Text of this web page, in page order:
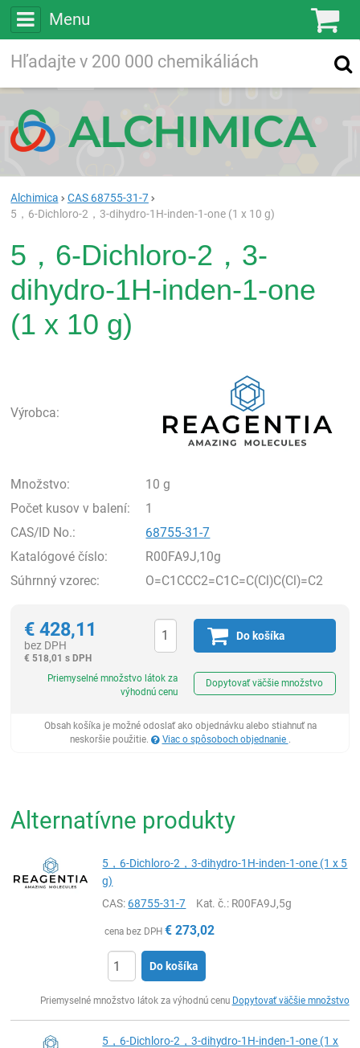
Menu
Vyhľadávanie
Alchimica
CAS 68755-31-7
5，6-Dichloro-2，3-dihydro-1H-inden-1-one (1 x 10 g)
5，6-Dichloro-2，3-
dihydro-1H-inden-1-one
(1 x 10 g)
Výrobca:
Množstvo:
10 g
Počet kusov v balení:
1
CAS/ID No.:
68755-31-7
Katalógové číslo:
R00FA9J,10g
Súhrnný vzorec:
O=C1CCC2=C1C=C(Cl)C(Cl)=C2
€ 428,11
bez DPH
€ 518,01 s DPH
Do košíka
Priemyselné množstvo látok za
výhodnú cenu
Dopytovať väčšie množstvo
Obsah košíka je možné odoslať ako objednávku alebo stiahnuť na
neskoršie použitie.
Viac o spôsoboch objednanie .
Alternatívne produkty
5，6-Dichloro-2，3-dihydro-1H-inden-1-one (1 x 5
g)
CAS:68755-31-7 Kat. č.: R00FA9J,5g
cena bez DPH € 273,02
Do košíka
Priemyselné množstvo látok za výhodnú cenu Dopytovať väčšie množstvo
5，6-Dichloro-2，3-dihydro-1H-inden-1-one (1 x